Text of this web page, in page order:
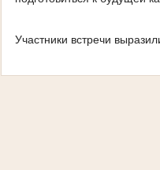
Участники встречи